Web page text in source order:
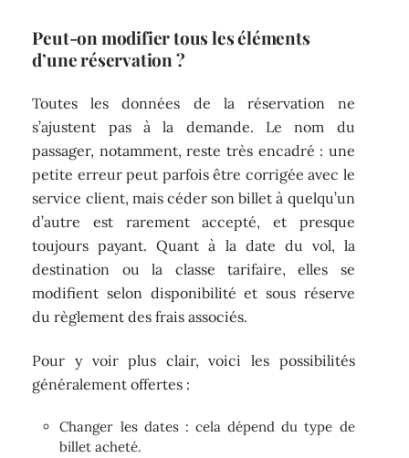
Peut-on modifier tous les éléments
d’uneréservation?
Toutes les données de la réservation ne
s’ajustent pas à la demande. Le nom du
passager, notamment, reste très encadré : une
petite erreur peut parfois être corrigée avec le
service client, mais céder son billet à quelqu’un
d’autre est rarement accepté, et presque
toujours payant. Quant à la date du vol, la
destination ou la classe tarifaire, elles se
modifient selon disponibilité et sous réserve
du règlement des frais associés.
Pour y voir plus clair, voici les possibilités
généralement offertes :
Changer les dates : cela dépend du type de
billet acheté.